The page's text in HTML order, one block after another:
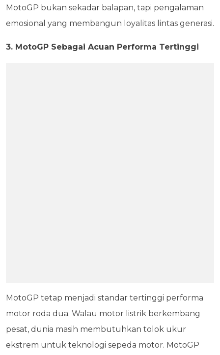
MotoGP bukan sekadar balapan, tapi pengalaman
emosional yang membangun loyalitas lintas generasi.
3. MotoGP Sebagai Acuan Performa Tertinggi
MotoGP tetap menjadi standar tertinggi performa
motor roda dua. Walau motor listrik berkembang
pesat, dunia masih membutuhkan tolok ukur
ekstrem untuk teknologi sepeda motor. MotoGP